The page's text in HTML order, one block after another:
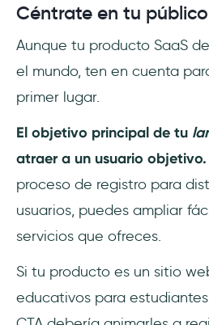
Céntrate en tu
Aunque tu producto SaaS
el mundo, ten en cuenta
primer lugar.
El objetivo principal de tu
atraer a un usuario objetivo.
proceso de registro para
usuarios, puedes ampliar
servicios que ofreces.
Si tu producto es un sitio
educativos para